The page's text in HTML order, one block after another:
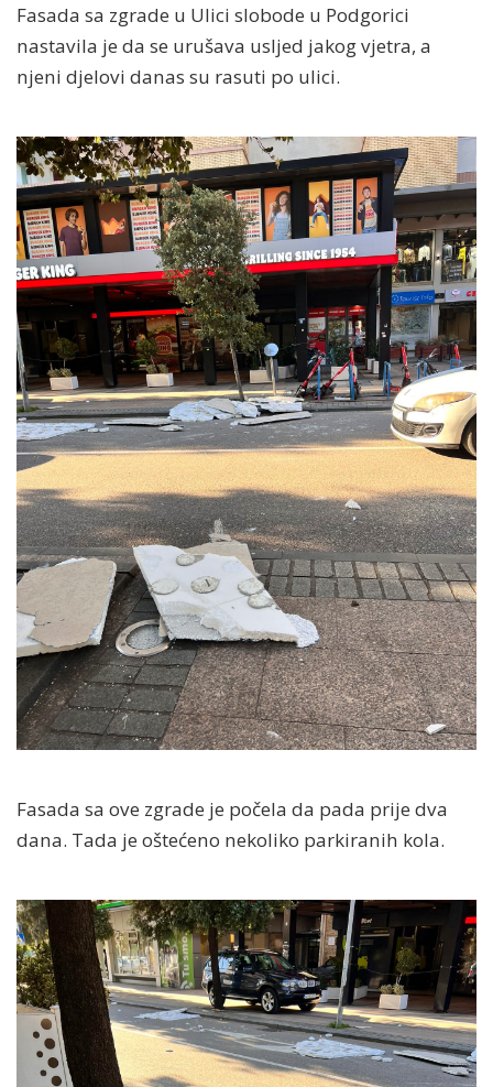
Fasada sa zgrade u Ulici slobode u Podgorici
nastavila je da se urušava usljed jakog vjetra, a
njeni djelovi danas su rasuti po ulici.
Fasada sa ove zgrade je počela da pada prije dva
dana. Tada je oštećeno nekoliko parkiranih kola.